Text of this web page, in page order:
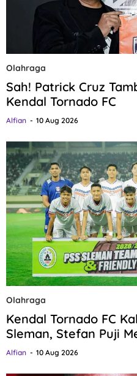
Olahraga
Sah! Patrick Cruz
Kendal Tornado FC
Alfian 10 Aug 2026
Olahraga
Kendal Tornado FC
Sleman, Stefan Puji
Alfian 10 Aug 2026